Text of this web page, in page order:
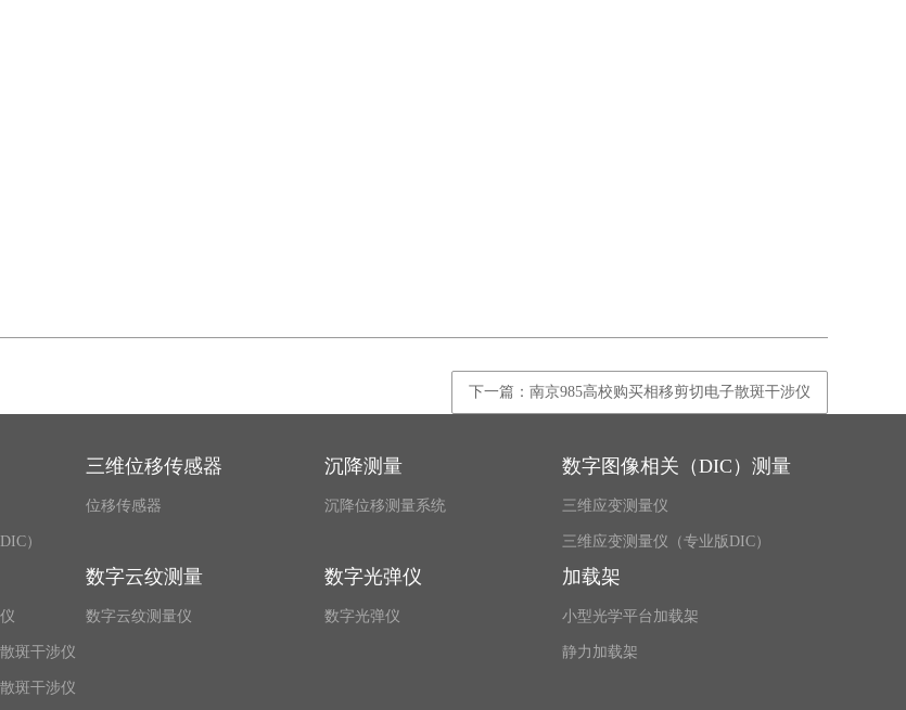
下一篇：南京985高校购买相移剪切电子散斑干涉仪
）
三维位移传感器
位移传感器
沉降测量
沉降位移测量系统
数字图像相关（DIC）测量
三维应变测量仪
三维应变测量仪（专业版DIC）
斑干涉仪
斑干涉仪
数字云纹测量
数字云纹测量仪
数字光弹仪
数字光弹仪
加载架
小型光学平台加载架
静力加载架